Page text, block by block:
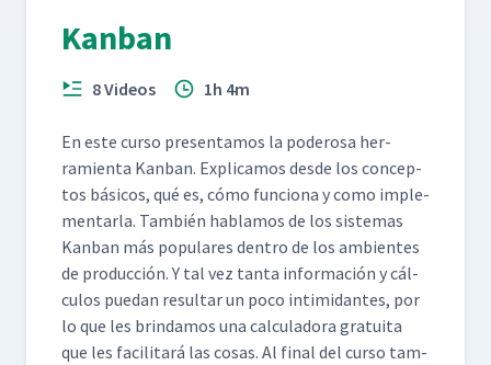
Kanban
8 Videos 1h 4m
En este cur­so pre­sen­ta­mos la poderosa her­
ramien­ta Kan­ban. Expli­camos des­de los con­cep­
tos bási­cos, qué es, cómo fun­ciona y como imple­
men­tar­la. Tam­bién hablam­os de los sis­temas
Kan­ban más pop­u­lares den­tro de los ambi­entes
de pro­duc­ción. Y tal vez tan­ta infor­ma­ción y cál­
cu­los puedan resul­tar un poco intim­i­dantes, por
lo que les brindamos una cal­cu­lado­ra gra­tui­ta
que les facil­i­tará las cosas. Al final del cur­so tam­